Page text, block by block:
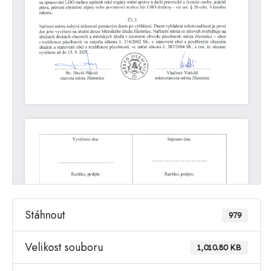
Stáhnout 979
Velikost souboru 1,010.80 KB